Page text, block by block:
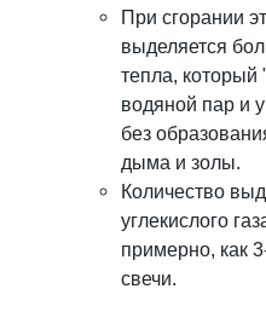
При сгорании
выделяется
тепла, который
водяной пар и
без
дыма и золы.
Количество
углекислого
примерно, как
свечи.